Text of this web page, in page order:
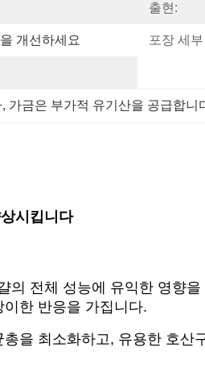
출현:
개선하세요 포장 세
, 가금은 부가적 유기산을 공급합니
시킵니다
전체 성능에 유익한 영향
한 반응을 가집니다.
을 최소화하고, 유용한 호